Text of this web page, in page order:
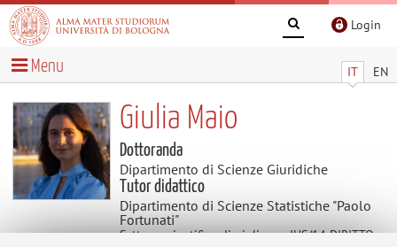
Login
IT EN
Menu
Giulia Maio
Dottoranda
Dipartimento di Scienze Giuridiche
Tutor didattico
Dipartimento di Scienze Statistiche "Paolo
Fortunati"
Settore scientifico disciplinare: IUS/14 DIRITTO